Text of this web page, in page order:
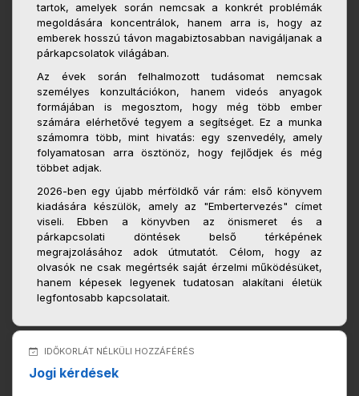
tartok, amelyek során nemcsak a konkrét problémák
megoldására koncentrálok, hanem arra is, hogy az
emberek hosszú távon magabiztosabban navigáljanak a
párkapcsolatok világában.
Az évek során felhalmozott tudásomat nemcsak
személyes konzultációkon, hanem videós anyagok
formájában is megosztom, hogy még több ember
számára elérhetővé tegyem a segítséget. Ez a munka
számomra több, mint hivatás: egy szenvedély, amely
folyamatosan arra ösztönöz, hogy fejlődjek és még
többet adjak.
2026-ben egy újabb mérföldkő vár rám: első könyvem
kiadására készülök, amely az "Embertervezés" címet
viseli. Ebben a könyvben az önismeret és a
párkapcsolati döntések belső térképének
megrajzolásához adok útmutatót. Célom, hogy az
olvasók ne csak megértsék saját érzelmi működésüket,
hanem képesek legyenek tudatosan alakítani életük
legfontosabb kapcsolatait.
IDŐKORLÁT NÉLKÜLI HOZZÁFÉRÉS
Jogi kérdések